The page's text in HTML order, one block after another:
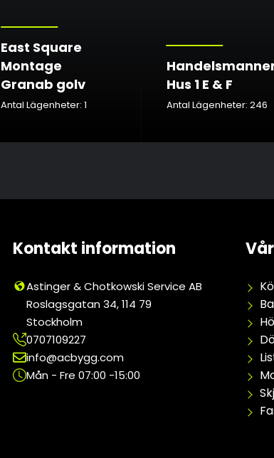
East Square
Montage
Granab golv
Antal Lägenheter: 1
Hus 1 E & F
Antal Lägenheter: 246
Kontakt information
Astinger & Chotkowski Service AB
Roslagsgatan 34, 114 79
Stockholm
0707109227
info@acbygg.com
Mån - Fre 07:00 -15:00